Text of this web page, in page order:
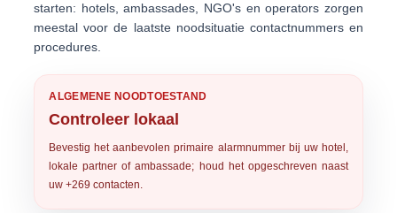
starten: hotels, ambassades, NGO's en operators zorgen
meestal voor de laatste noodsituatie contactnummers en
procedures.
ALGEMENE NOODTOESTAND
Controleer lokaal
Bevestig het aanbevolen primaire alarmnummer bij uw hotel,
lokale partner of ambassade; houd het opgeschreven naast
uw +269 contacten.